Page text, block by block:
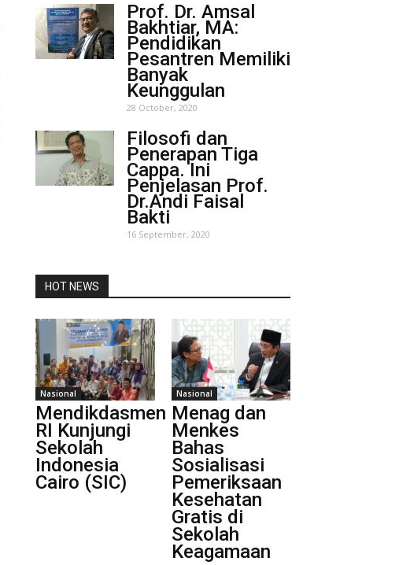
Prof. Dr. Amsal
Bakhtiar, MA:
Pendidikan
Pesantren Memiliki
Banyak
Keunggulan
28 October, 2020
Filosofi dan
Penerapan Tiga
Cappa. Ini
Penjelasan Prof.
Dr.Andi Faisal
Bakti
16 September, 2020
HOT NEWS
Nasional
Mendikdasmen
RI Kunjungi
Sekolah
Indonesia
Cairo (SIC)
Nasional
Menag dan
Menkes
Bahas
Sosialisasi
Pemeriksaan
Kesehatan
Gratis di
Sekolah
Keagamaan